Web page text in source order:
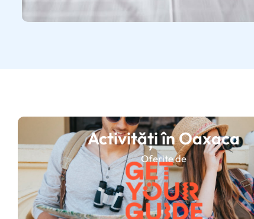
Activități în Oaxaca
Oferite de